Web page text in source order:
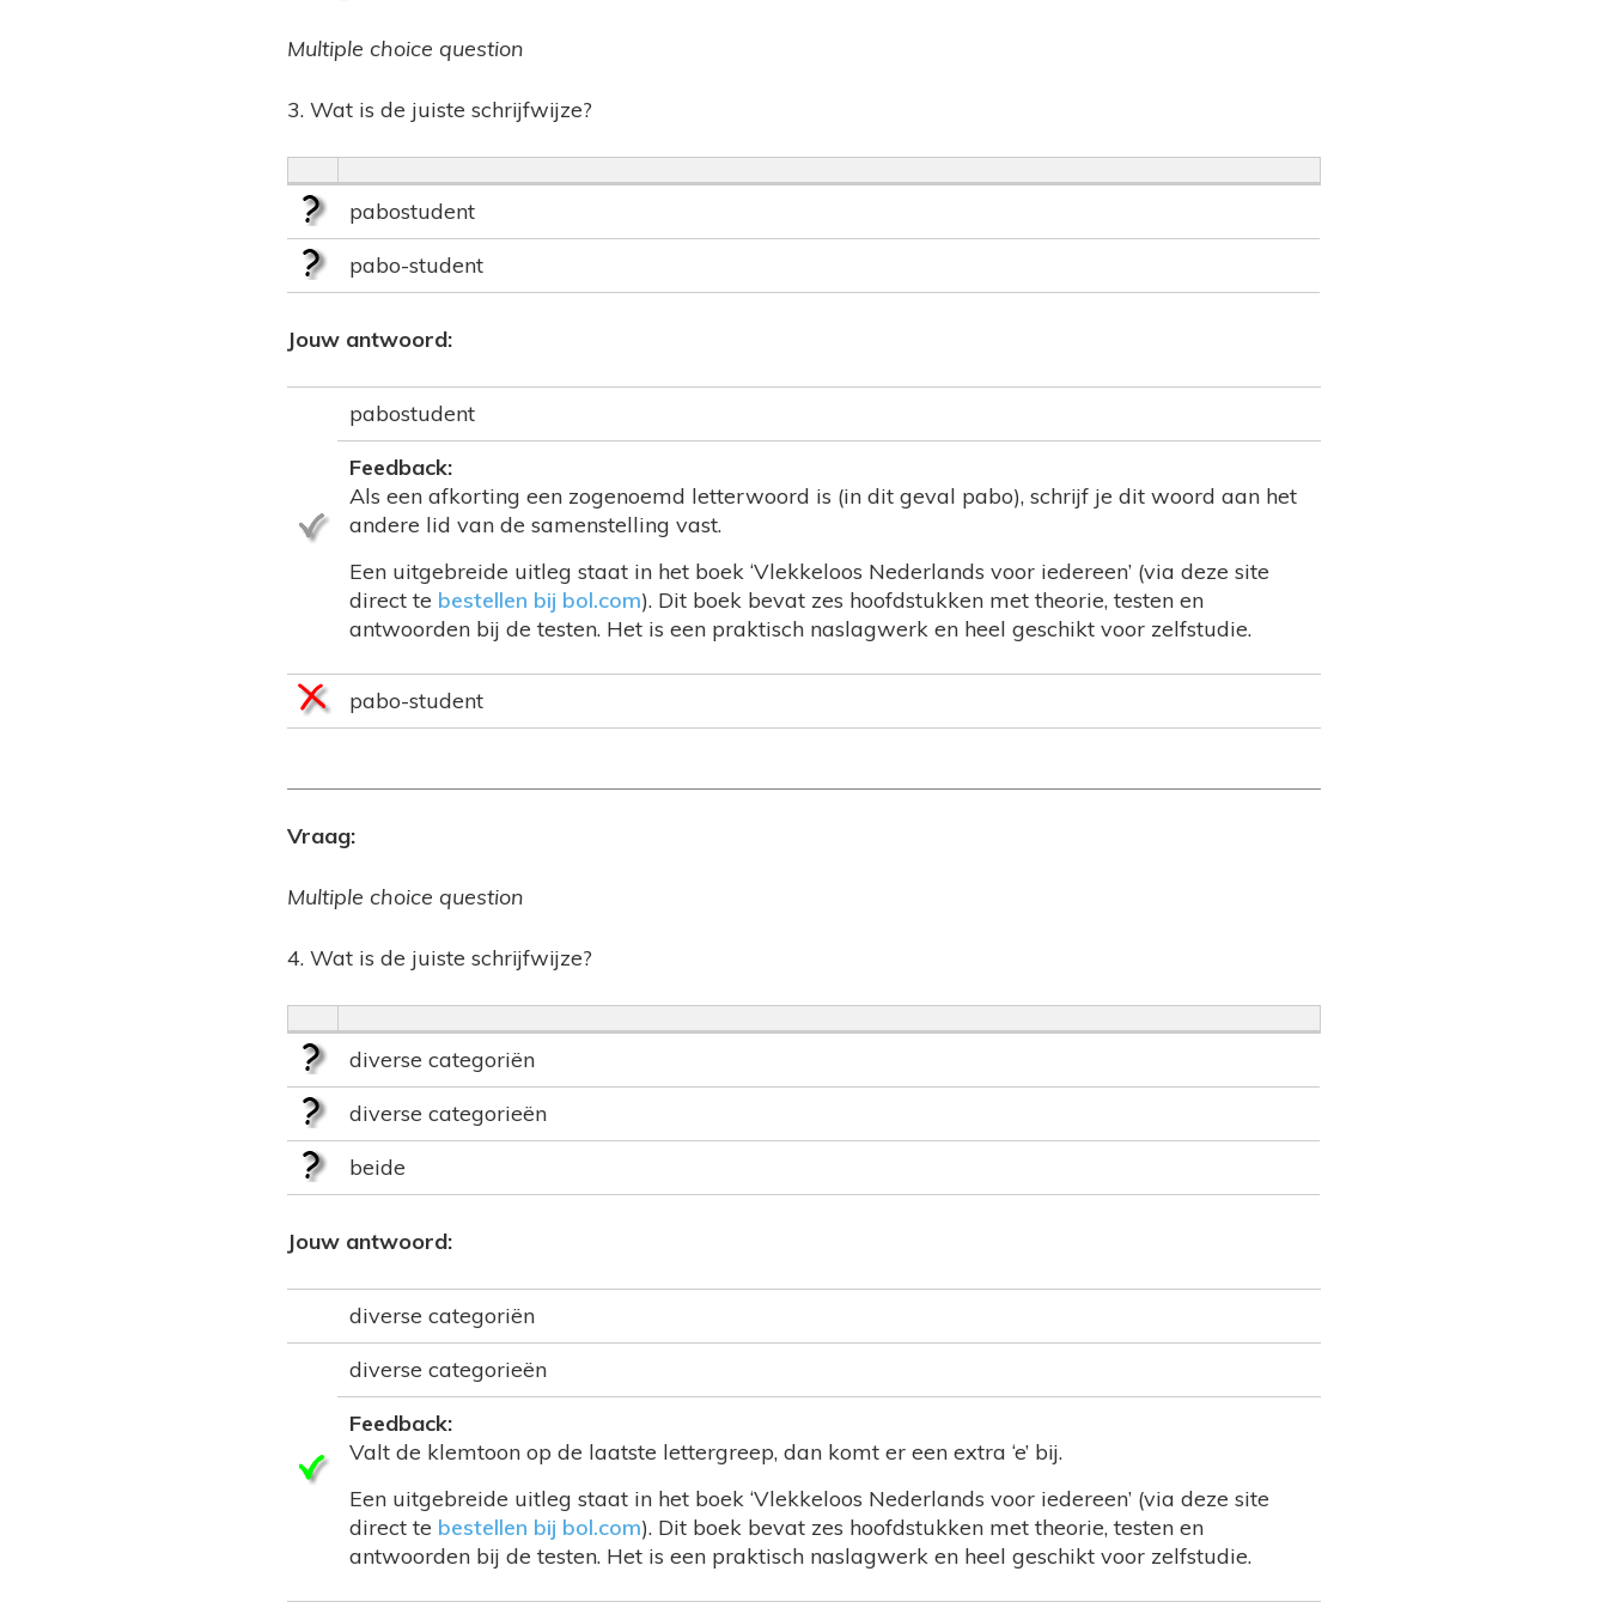
Multiple choice question
3. Wat is de juiste schrijfwijze?
pabostudent
pabo-student
Jouw antwoord:
pabostudent
Feedback:
Als een afkorting een zogenoemd letterwoord is (in dit geval pabo), schrijf je dit woord aan het
andere lid van de samenstelling vast.
Een uitgebreide uitleg staat in het boek ‘Vlekkeloos Nederlands voor iedereen’ (via deze site
direct te bestellen bij bol.com). Dit boek bevat zes hoofdstukken met theorie, testen en
antwoorden bij de testen. Het is een praktisch naslagwerk en heel geschikt voor zelfstudie.
pabo-student
Vraag:
Multiple choice question
4. Wat is de juiste schrijfwijze?
diverse categoriën
diverse categorieën
beide
Jouw antwoord:
diverse categoriën
diverse categorieën
Feedback:
Valt de klemtoon op de laatste lettergreep, dan komt er een extra ‘e’ bij.
Een uitgebreide uitleg staat in het boek ‘Vlekkeloos Nederlands voor iedereen’ (via deze site
direct te bestellen bij bol.com). Dit boek bevat zes hoofdstukken met theorie, testen en
antwoorden bij de testen. Het is een praktisch naslagwerk en heel geschikt voor zelfstudie.